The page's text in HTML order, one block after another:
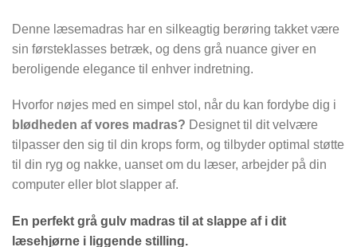
Denne læsemadras har en silkeagtig berøring takket være
sin førsteklasses betræk, og dens grå nuance giver en
beroligende elegance til enhver indretning.
Hvorfor nøjes med en simpel stol, når du kan fordybe dig i
blødheden af vores madras? Designet til dit velvære
tilpasser den sig til din krops form, og tilbyder optimal støtte
til din ryg og nakke, uanset om du læser, arbejder på din
computer eller blot slapper af.
En perfekt grå gulv madras til at slappe af i dit
læsehjørne i liggende stilling.